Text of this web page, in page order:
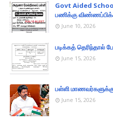
Govt Aided
பணிக்கு
June 10, 2026
படிக்கத் தெரிந்தால்
June 15, 2026
பள்ளி மாணவர்களுக்கு
June 15, 2026